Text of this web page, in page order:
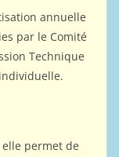
annuelle
par le Comité
Technique
elle permet de